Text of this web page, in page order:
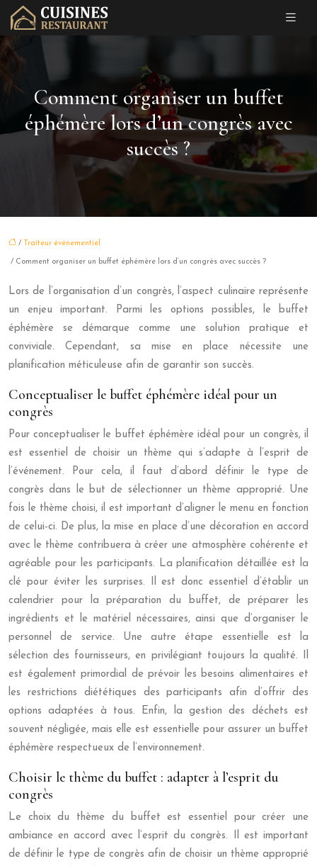
Comment organiser un buffet
éphémère lors d’un congrès avec
succès ?
/ Traiteur événementiel
/ Comment organiser un buffet éphémère lors d’un congrès avec succès ?
Lors de l’organisation d’un congrès, l’aspect culinaire représente
un enjeu important. Parmi les options possibles, le buffet
éphémère se démarque comme une solution pratique et
conviviale. Cependant, sa mise en place nécessite une
planification méticuleuse afin de garantir son succès.
Conceptualiser le buffet éphémère idéal pour un
congrès
Pour conceptualiser le buffet éphémère idéal pour un congrès, il
est essentiel de choisir un thème qui s’adapte à l’esprit de
l’événement. Pour cela, il faut d’abord définir le type de
congrès dans le but de sélectionner un thème approprié. Une
fois le thème choisi, il est important d’aligner le menu en fonction
de celui-ci. De plus, la mise en place d’une décoration en accord
avec le thème contribuera à créer une atmosphère cohérente et
agréable pour les participants. La planification détaillée est la
clé pour éviter les surprises. Il est donc essentiel d’établir un
calendrier pour la préparation du buffet, de préparer les
ingrédients et le matériel nécessaires, ainsi que d’organiser le
personnel de service. Une autre étape essentielle est la
sélection des fournisseurs, en privilégiant toujours la qualité. Il
est également primordial de prévoir les besoins alimentaires et
les restrictions diététiques des participants afin d’offrir des
options adaptées à tous. Enfin, la gestion des déchets est
souvent négligée, mais elle est essentielle pour assurer un buffet
éphémère respectueux de l’environnement.
Choisir le thème du buffet : adapter à l’esprit du
congrès
Le choix du thème du buffet est essentiel pour créer une
ambiance en accord avec l’esprit du congrès. Il est important
de définir le type de congrès afin de choisir un thème approprié